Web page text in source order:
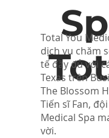
Total You
dịch vụ chăm
tế đầy đủ với
Texas trên
The Blossom
Tiến sĩ Fan,
Medical Spa
vời.